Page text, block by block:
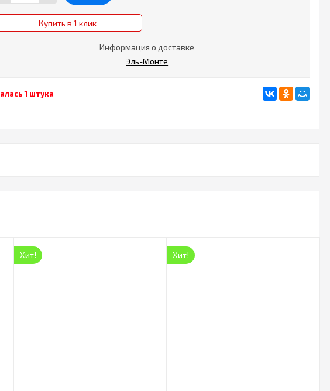
Купить в 1 клик
Информация о доставке
Эль-Монте
1 штука
Хит! Хит!